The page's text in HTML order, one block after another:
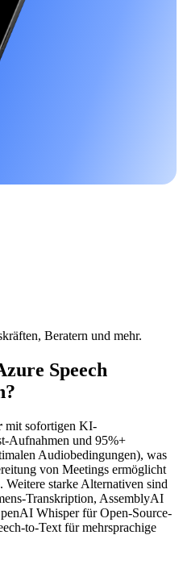
Beratern und mehr.
Speech
mit sofortigen KI-
Aufnahmen und 95%+
Audiobedingungen), was
von Meetings ermöglicht
starke Alternativen sind
Transkription, AssemblyAI
Whisper für Open-Source-
to-Text für mehrsprachige